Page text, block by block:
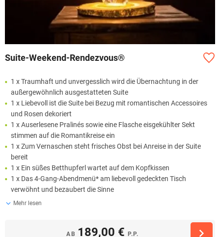
Suite-Weekend-Rendezvous®
1 x Traumhaft und unvergesslich wird die Übernachtung in der
außergewöhnlich ausgestatteten Suite
1 x Liebevoll ist die Suite bei Bezug mit romantischen Accessoires
und Rosen dekoriert
1 x Auserlesene Pralinés sowie eine Flasche eisgekühlter Sekt
stimmen auf die Romantikreise ein
1 x Zum Vernaschen steht frisches Obst bei Anreise in der Suite
bereit
1 x Ein süßes Betthupferl wartet auf dem Kopfkissen
1 x Das 4-Gang-Abendmenü* am liebevoll gedeckten Tisch
verwöhnt und bezaubert die Sinne
Mehr lesen
AB 189,00 € P.P.